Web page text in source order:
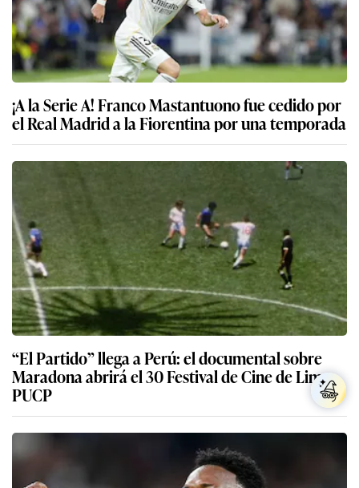
¡A la Serie A! Franco Mastantuono fue cedido por
el Real Madrid a la Fiorentina por una temporada
“El Partido” llega a Perú: el documental sobre
Maradona abrirá el 30 Festival de Cine de Lima
PUCP